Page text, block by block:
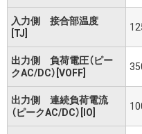
入力側 接合部温度
[TJ]
出力側 負荷電圧（ピー
クAC/DC）[VOFF]
出力側 連続負荷電流
（ピークAC/DC）[IO]